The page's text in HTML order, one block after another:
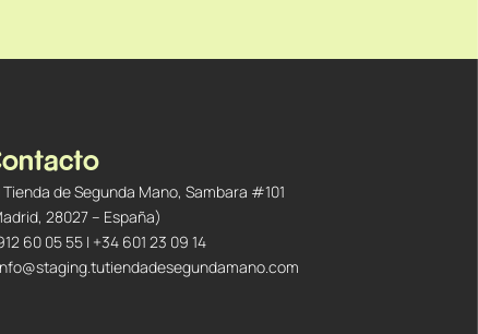
Tienda de Segunda Mano, Sambara #101
28027 – España)
60 05 55| +34 601 23 09 14